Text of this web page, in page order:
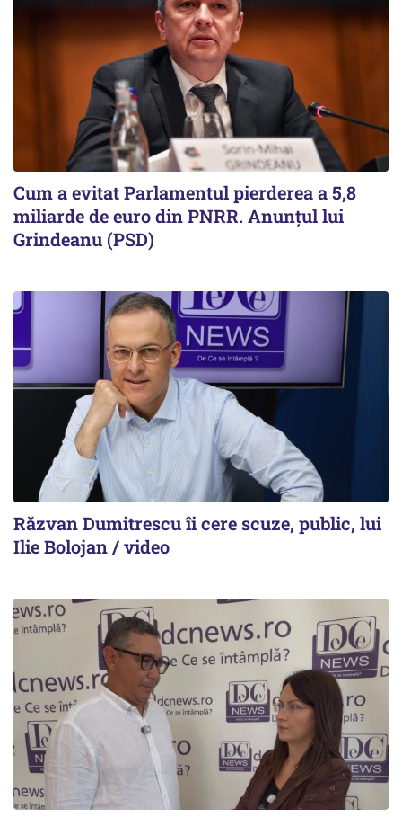
Cum a evitat Parlamentul pierderea a 5,8
miliarde de euro din PNRR. Anunțul lui
Grindeanu (PSD)
Răzvan Dumitrescu îi cere scuze, public, lui
Ilie Bolojan / video